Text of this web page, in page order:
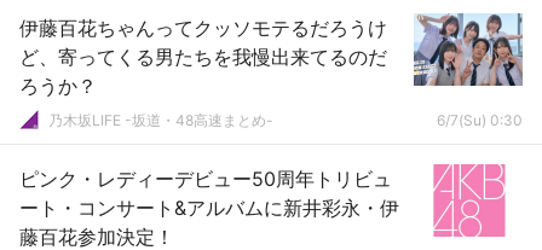
伊藤百花ちゃんってクッソモテるだろうけ
ど、寄ってくる男たちを我慢出来てるのだ
ろうか？
乃木坂LIFE -坂道・48高速まとめ- 6/7(Su) 0:30
ピンク・レディーデビュー50周年トリビュ
ート・コンサート&アルバムに新井彩永・伊
藤百花参加決定！